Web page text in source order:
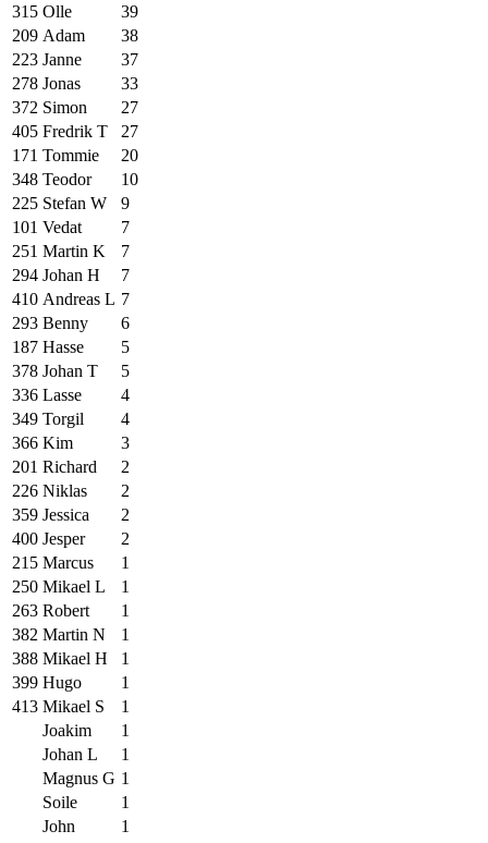
315 Olle
39
209 Adam
38
223 Janne
37
278 Jonas
33
372 Simon
27
405 Fredrik T
27
171 Tommie
20
348 Teodor
10
225 Stefan W
9
101 Vedat
7
251 Martin K
7
294 Johan H
7
410 Andreas L 7
293 Benny
6
187 Hasse
5
378 Johan T
5
336 Lasse
4
349 Torgil
4
366 Kim
3
201 Richard
2
226 Niklas
2
359 Jessica
2
400 Jesper
2
215 Marcus
1
250 Mikael L
1
263 Robert
1
382 Martin N
1
388 Mikael H
1
399 Hugo
1
413 Mikael S
1
Joakim
1
Johan L
1
Magnus G 1
Soile
1
John
1